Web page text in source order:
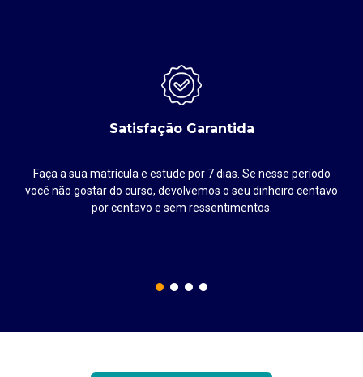
Satisfação Garantida
Faça a sua matrícula e estude por 7 dias. Se nesse período
você não gostar do curso, devolvemos o seu dinheiro centavo
por centavo e sem ressentimentos.